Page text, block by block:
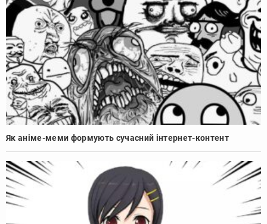
Як аніме-меми формують сучасний інтернет-контент